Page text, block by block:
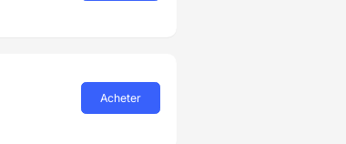
Acheter